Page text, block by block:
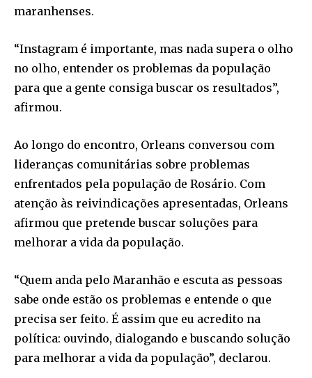
maranhenses.
“Instagram é importante, mas nada supera o olho
no olho, entender os problemas da população
para que a gente consiga buscar os resultados”,
afirmou.
Ao longo do encontro, Orleans conversou com
lideranças comunitárias sobre problemas
enfrentados pela população de Rosário. Com
atenção às reivindicações apresentadas, Orleans
afirmou que pretende buscar soluções para
melhorar a vida da população.
“Quem anda pelo Maranhão e escuta as pessoas
sabe onde estão os problemas e entende o que
precisa ser feito. É assim que eu acredito na
política: ouvindo, dialogando e buscando solução
para melhorar a vida da população”, declarou.